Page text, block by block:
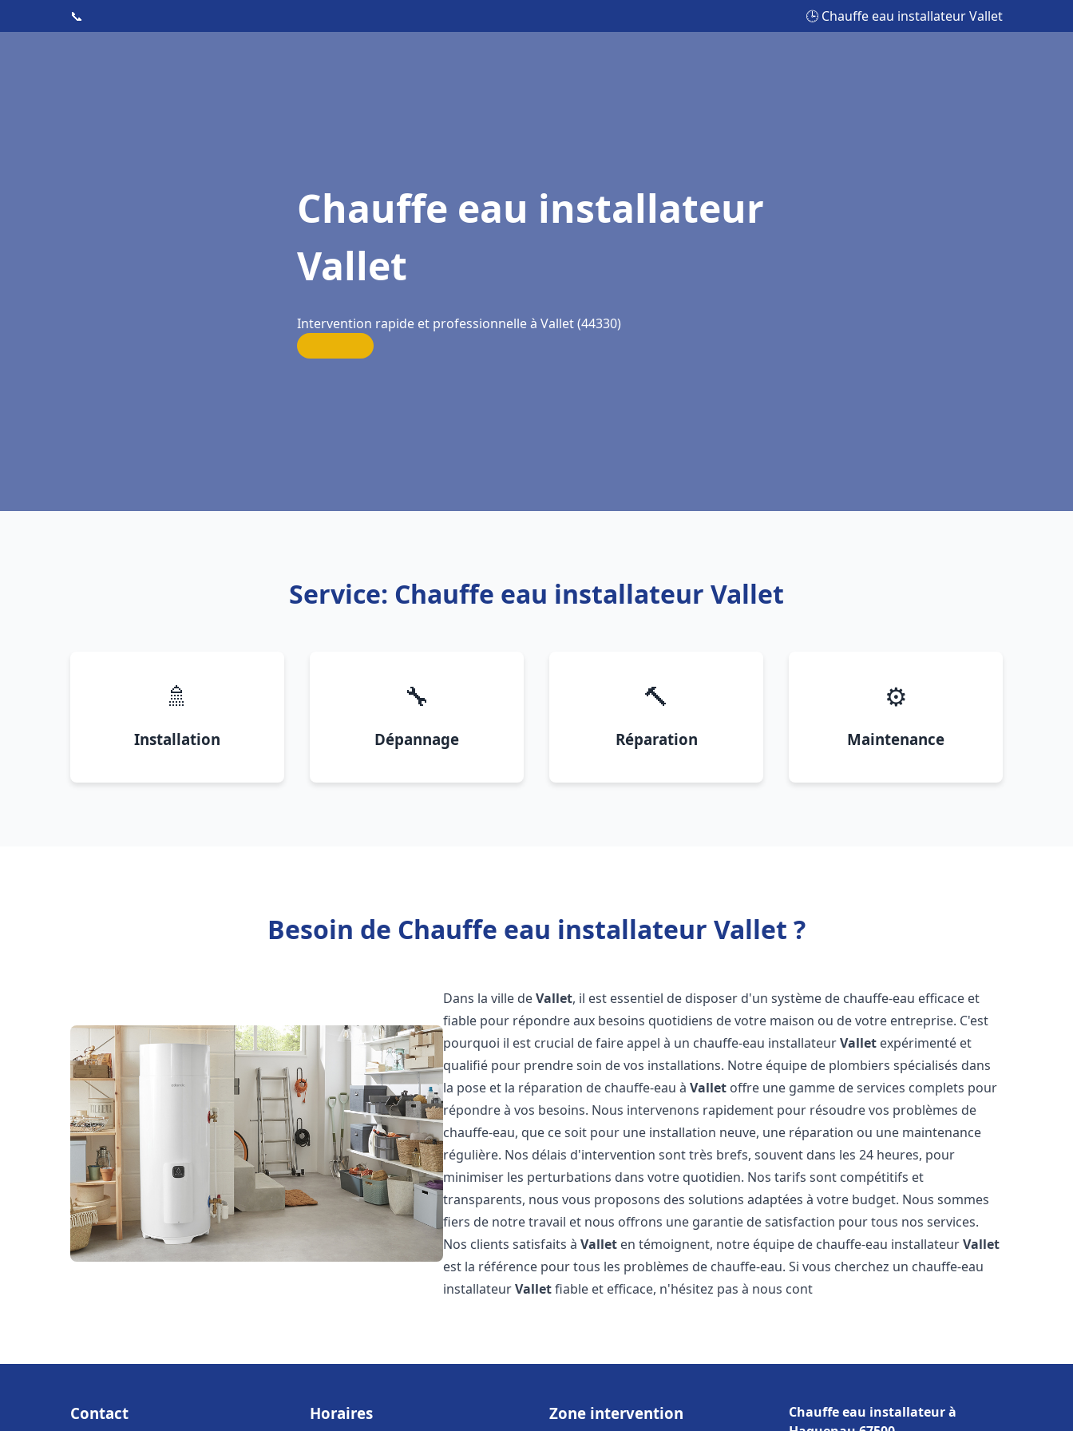
📞 🕒 Chauffe eau installateur Vallet
Chauffe eau installateur
Vallet
Intervention rapide et professionnelle à Vallet (44330)
Service: Chauffe eau installateur Vallet
🚿
Installation
🔧
Dépannage
🔨
Réparation
⚙️
Maintenance
Besoin de Chauffe eau installateur Vallet ?
Dans la ville deVallet, il est essentiel de disposer d'un système de chauffe-eau efficace et
fiable pour répondre aux besoins quotidiens de votre maison ou de votre entreprise. C'est
pourquoi il est crucial de faire appel à un chauffe-eau installateurVallet expérimenté et
qualifié pour prendre soin de vos installations. Notre équipe de plombiers spécialisés dans
la pose et la réparation de chauffe-eau àVallet offre une gamme de services complets pour
répondre à vos besoins. Nous intervenons rapidement pour résoudre vos problèmes de
chauffe-eau, que ce soit pour une installation neuve, une réparation ou une maintenance
régulière. Nos délais d'intervention sont très brefs, souvent dans les 24 heures, pour
minimiser les perturbations dans votre quotidien. Nos tarifs sont compétitifs et
transparents, nous vous proposons des solutions adaptées à votre budget. Nous sommes
fiers de notre travail et nous offrons une garantie de satisfaction pour tous nos services.
Nos clients satisfaits àVallet en témoignent, notre équipe de chauffe-eau installateurVallet
est la référence pour tous les problèmes de chauffe-eau. Si vous cherchez un chauffe-eau
installateurValletfiable et efficace, n'hésitez pas à nous cont
Contact Horaires Zone intervention
Chauffe eau installateur à